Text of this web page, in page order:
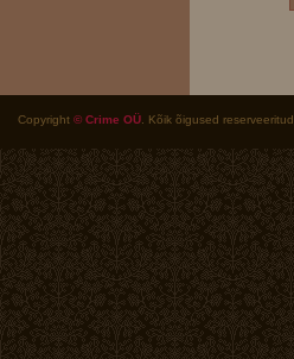
Copyright © Crime OÜ . Kõik õigused reserveeritud.